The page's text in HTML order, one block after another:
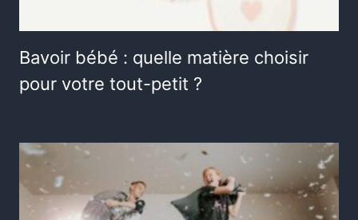
Bavoir bébé : quelle matière choisir
pour votre tout-petit ?